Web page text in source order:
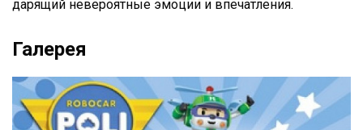
дарящий невероятные эмоции и впечатления.
Галерея